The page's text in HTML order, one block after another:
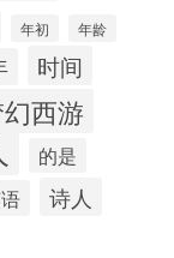
年初 年龄
时间
西游
的是
诗人